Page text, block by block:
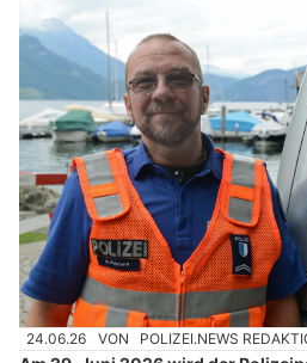
24.06.26 VON POLIZEI.NEWS